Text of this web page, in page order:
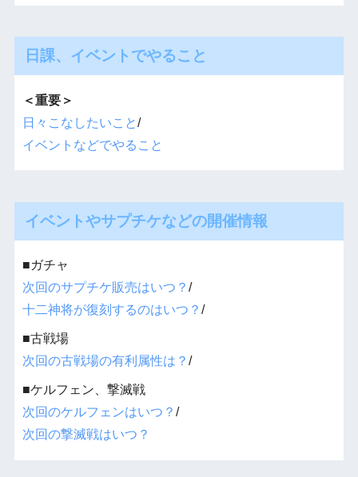
日課、イベントでやること
＜重要＞
日々こなしたいこと/
イベントなどでやること
イベントやサプチケなどの開催情報
■ガチャ
次回のサプチケ販売はいつ？ /
十二神将が復刻するのはいつ？ /
■古戦場
次回の古戦場の有利属性は？ /
■ケルフェン、撃滅戦
次回のケルフェンはいつ？ /
次回の撃滅戦はいつ？